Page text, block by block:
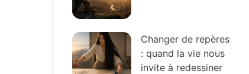
Changer de repères
: quand la vie nous
invite à redessiner